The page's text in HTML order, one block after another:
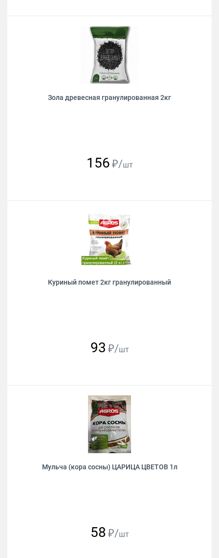
Зола древесная гранулированная 2кг
156 ₽/шт
Куриный помет 2кг гранулированный
93 ₽/шт
Мульча (кора сосны) ЦАРИЦА ЦВЕТОВ 1л
58 ₽/шт